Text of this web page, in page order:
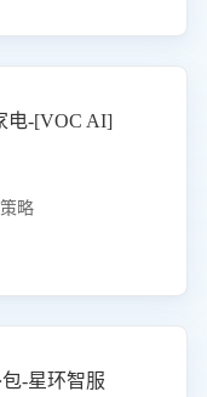
电-[VOC AI]
略
-星环智服